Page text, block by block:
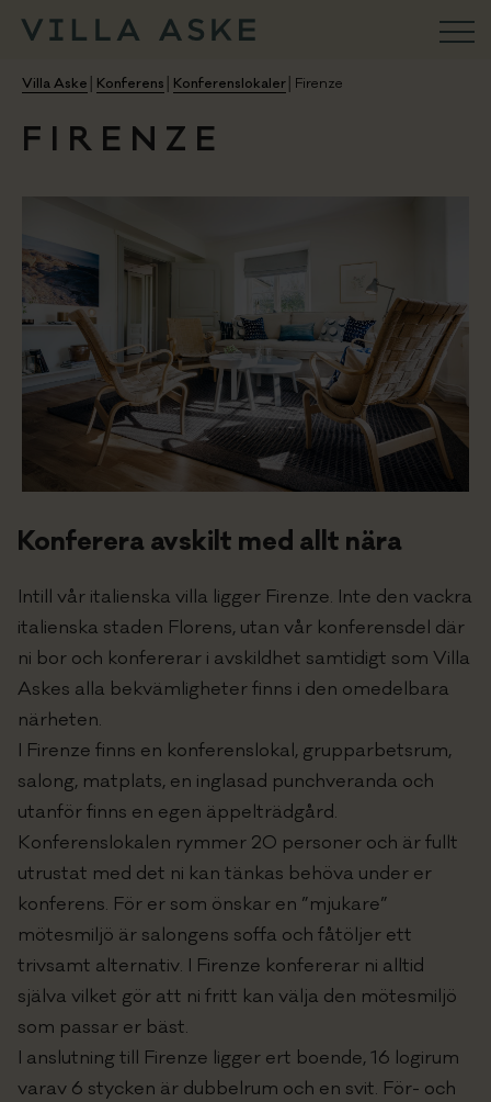
Konferens
Ristorante
Weekend & Firande
Bröllop
Om oss
PRISFÖRFRÅGAN
Villa Aske Konferens Konferenslokaler Firenze
FIRENZE
Konferera avskilt med allt nära
Intill vår italienska villa ligger Firenze. Inte den vackra
italienska staden Florens, utan vår konferensdel där
ni bor och konfererar i avskildhet samtidigt som Villa
Askes alla bekvämligheter finns i den omedelbara
närheten.
I Firenze finns en konferenslokal, grupparbetsrum,
salong, matplats, en inglasad punchveranda och
utanför finns en egen äppelträdgård.
Konferenslokalen rymmer 20 personer och är fullt
utrustat med det ni kan tänkas behöva under er
konferens. För er som önskar en ”mjukare”
mötesmiljö är salongens soffa och fåtöljer ett
trivsamt alternativ. I Firenze konfererar ni alltid
själva vilket gör att ni fritt kan välja den mötesmiljö
som passar er bäst.
I anslutning till Firenze ligger ert boende, 16 logirum
varav 6 stycken är dubbelrum och en svit. För- och